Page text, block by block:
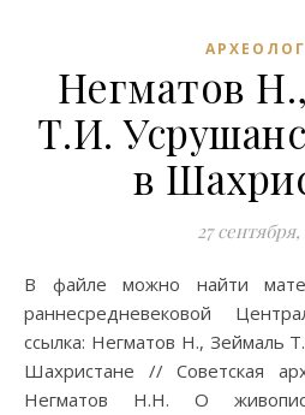
Негматов
Т.И.
в
27 сентября,
В файле можно найти материалы по археологии
раннесредневековой
ссылка: Негматов Н., Зеймаль
Шахристане // Советская
Негматов Н.Н. О